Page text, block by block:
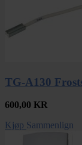
TG-A130
600,00 KR
Kjøp Sammenlign